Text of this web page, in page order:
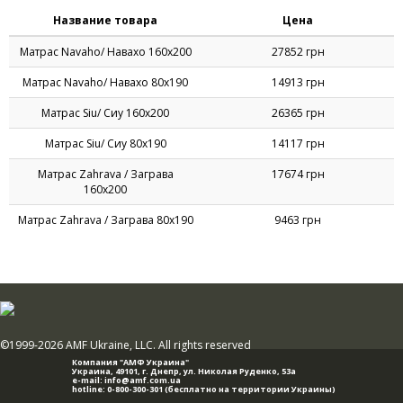
Название товара Цена
Матрас Navaho/ Навахо 160х200
27852 грн
Матрас Navaho/ Навахо 80х190
14913 грн
Матрас Siu/ Сиу 160х200
26365 грн
Матрас Siu/ Сиу 80х190
14117 грн
Матрас Zahrava / Заграва
160х200
17674 грн
Матрас Zahrava / Заграва 80х190 9463 грн
Компания "АМФ Украина"
Украина, 49101, г. Днепр,ул. Николая Руденко, 53а
e-mail: info@amf.com.ua
hotline: 0-800-300-301 (бесплатно на территории Украины)
©1999-2026 AMF Ukraine, LLC. All rights reserved